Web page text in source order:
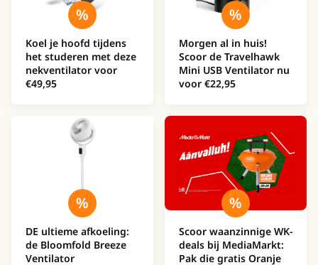
Koel je hoofd tijdens
het studeren met deze
nekventilator voor
€49,95
Morgen al in huis!
Scoor de Travelhawk
Mini USB Ventilator nu
voor €22,95
DE ultieme afkoeling:
de Bloomfold Breeze
Ventilator
Scoor waanzinnige WK-
deals bij MediaMarkt:
Pak die gratis Oranje